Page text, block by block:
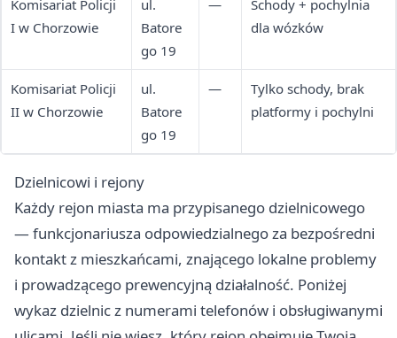
Komisariat Policji
I w Chorzowie
ul.
Batore
go 19
—
Schody + pochylnia
dla wózków
Komisariat Policji
II w Chorzowie
ul.
Batore
go 19
—
Tylko schody, brak
platformy i pochylni
Dzielnicowi i rejony
Każdy rejon miasta ma przypisanego dzielnicowego
— funkcjonariusza odpowiedzialnego za bezpośredni
kontakt z mieszkańcami, znającego lokalne problemy
i prowadzącego prewencyjną działalność. Poniżej
wykaz dzielnic z numerami telefonów i obsługiwanymi